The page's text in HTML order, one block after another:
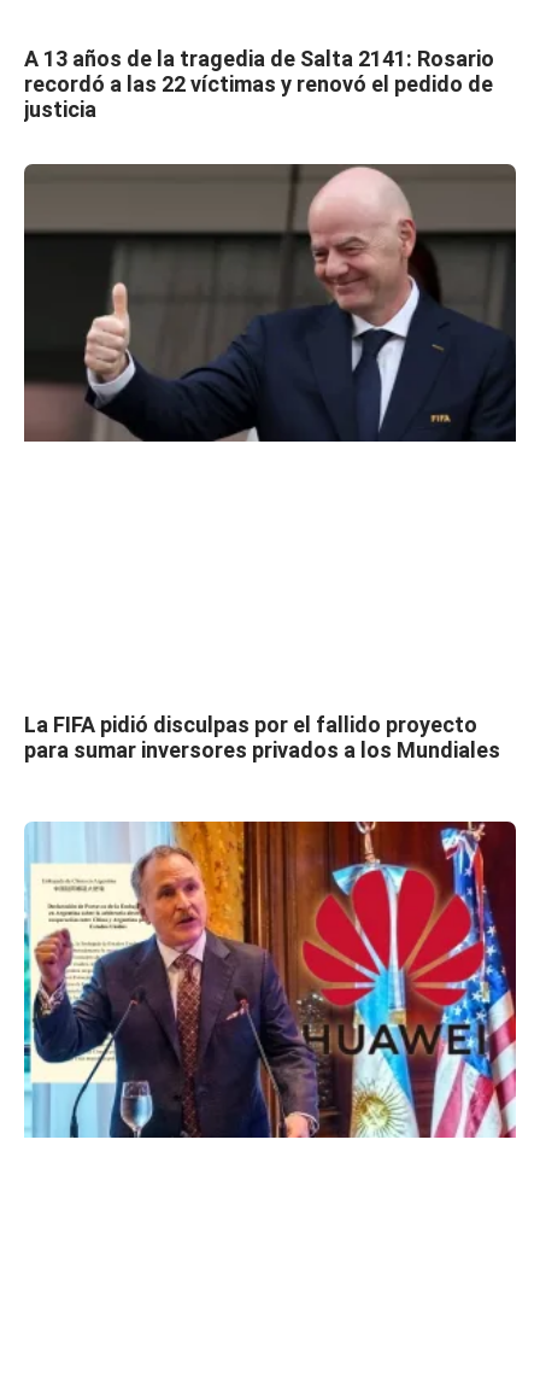
A 13 años de la tragedia de Salta 2141: Rosario
recordó a las 22 víctimas y renovó el pedido de
justicia
La FIFA pidió disculpas por el fallido proyecto
para sumar inversores privados a los Mundiales